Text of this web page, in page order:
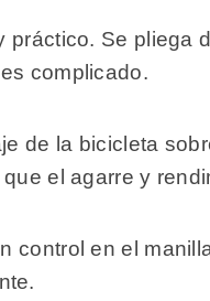
Se pliega
complicado.
de la bicicleta
el agarre y
en el